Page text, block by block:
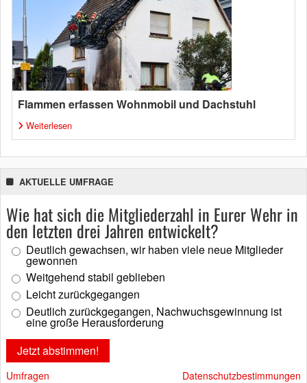
Flammen erfassen Wohnmobil und Dachstuhl
Weiterlesen
AKTUELLE UMFRAGE
Wie hat sich die Mitgliederzahl in Eurer Wehr in
den letzten drei Jahren entwickelt?
Deutlich gewachsen, wir haben viele neue Mitglieder
gewonnen
Weitgehend stabil geblieben
Leicht zurückgegangen
Deutlich zurückgegangen, Nachwuchsgewinnung ist
eine große Herausforderung
Umfragen Datenschutzbestimmungen